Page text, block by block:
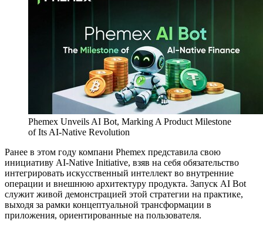
Phemex Unveils AI Bot, Marking A Product Milestone
of Its AI-Native Revolution
Ранее в этом году компани Phemex представила свою
инициативу AI-Native Initiative, взяв на себя обязательство
интегрировать искусственный интеллект во внутренние
операции и внешнюю архитектуру продукта. Запуск AI Bot
служит живой демонстрацией этой стратегии на практике,
выходя за рамки концептуальной трансформации в
приложения, ориентированные на пользователя.